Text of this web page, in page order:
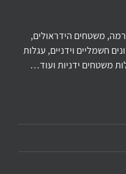
משטחים הידראולים,
חשמליים וידניים, עגלות
משטחים ידניות ועוד…